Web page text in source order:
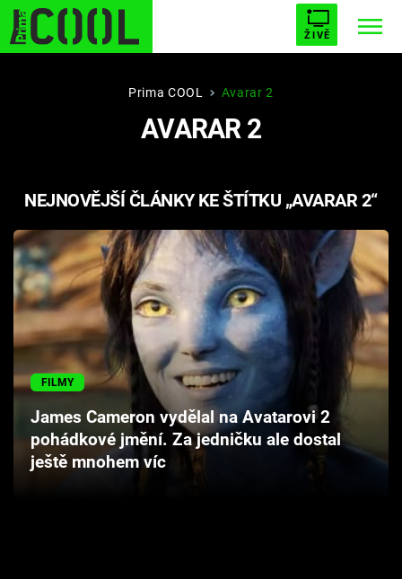
ŽIVĚ
STARHOUSE BUFFY, PŘEMOŽITELKA UPÍRŮ
PLNEJ KOTEL AVENGERS 5
Témata
Filmy
Seriály
Hry
Cool Esport
Pořady
Prima COOL Avarar 2
AVARAR 2
NEJNOVĚJŠÍ ČLÁNKY KE ŠTÍTKU „AVARAR 2“
FILMY
James Cameron vydělal na Avatarovi 2
pohádkové jmění. Za jedničku ale dostal
ještě mnohem víc